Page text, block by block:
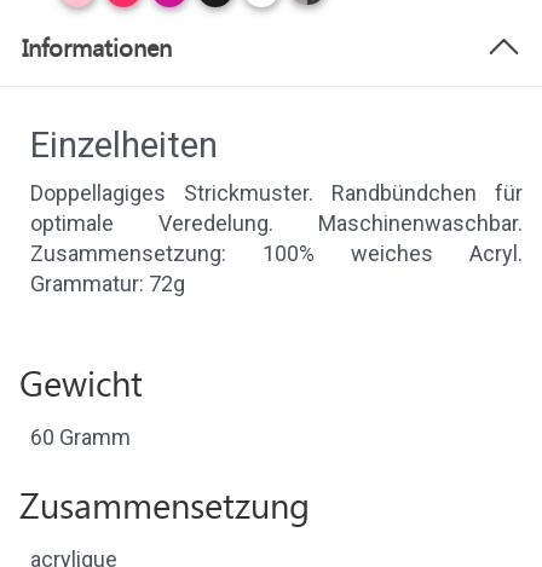
Informationen
Einzelheiten
Doppellagiges Strickmuster. Randbündchen für
optimale Veredelung. Maschinenwaschbar.
Zusammensetzung: 100% weiches Acryl.
Grammatur: 72g
Gewicht
60 Gramm
Zusammensetzung
acrylique